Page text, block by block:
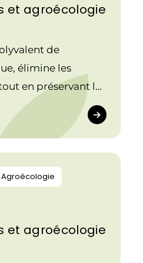
et agroécologie
de
élimine les
en préservant la
l’usage de
Agroécologie
et agroécologie